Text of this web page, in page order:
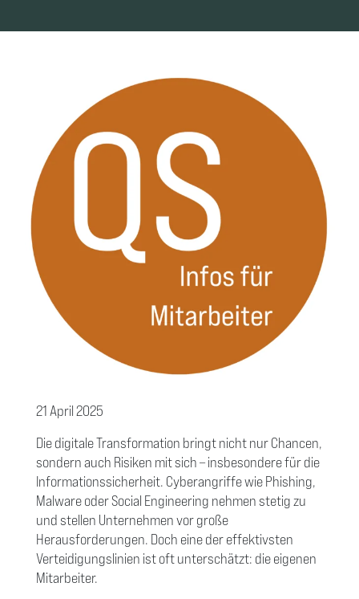
21 April 2025
Die digitale Transformation bringt nicht nur Chancen,
sondern auch Risiken mit sich – insbesondere für die
Informationssicherheit. Cyberangriffe wie Phishing,
Malware oder Social Engineering nehmen stetig zu
und stellen Unternehmen vor große
Herausforderungen. Doch eine der effektivsten
Verteidigungslinien ist oft unterschätzt: die eigenen
Mitarbeiter.